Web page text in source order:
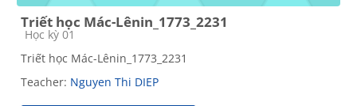
Triết học Mác-Lênin_1773_2231
Course category
Học kỳ 01
Triết học Mác-Lênin_1773_2231
Teacher: Nguyen Thi DIEP